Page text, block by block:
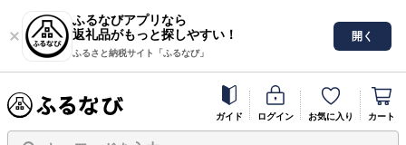
ふるなびアプリなら
返礼品がもっと探しやすい！
ふるさと納税サイト「ふるなび」
開く
ガイド ログイン お気に入り カート